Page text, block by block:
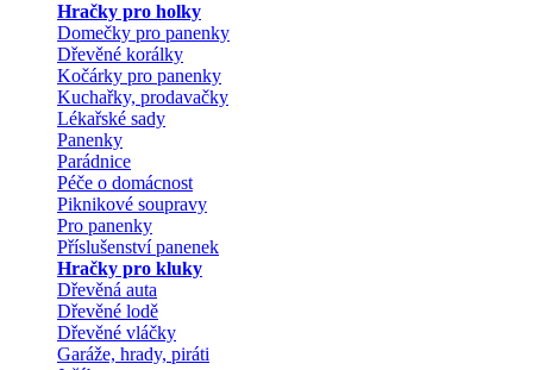
Hračky pro holky
Domečky pro panenky
Dřevěné korálky
Kočárky pro panenky
Kuchařky, prodavačky
Lékařské sady
Panenky
Parádnice
Péče o domácnost
Piknikové soupravy
Pro panenky
Příslušenství panenek
Hračky pro kluky
Dřevěná auta
Dřevěné lodě
Dřevěné vláčky
Garáže, hrady, piráti